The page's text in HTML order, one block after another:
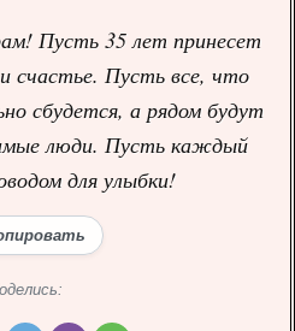
Пусть 35 лет принесет
счастье. Пусть все, что
сбудется, а рядом будут
люди. Пусть каждый
для улыбки!